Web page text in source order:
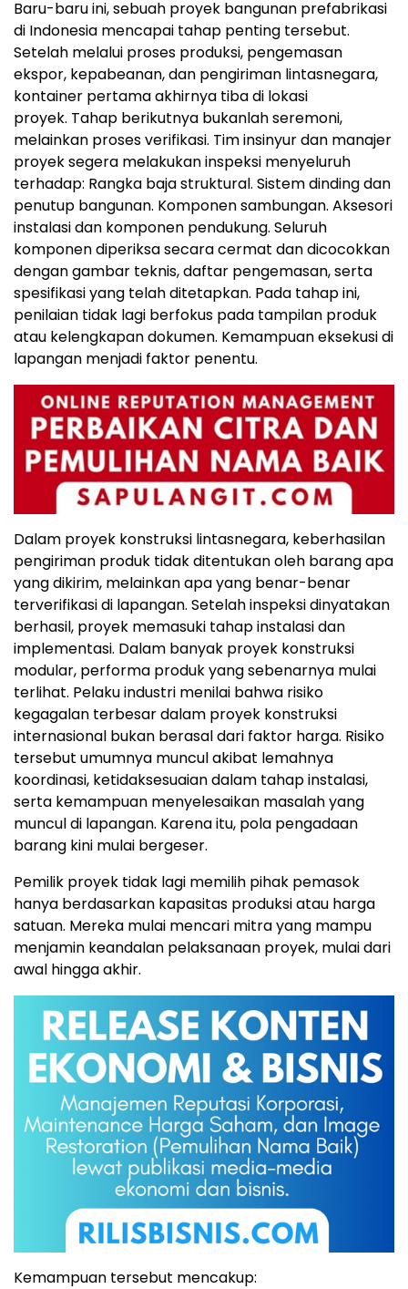
Baru-baru ini, sebuah proyek bangunan prefabrikasi
di Indonesia mencapai tahap penting tersebut.
Setelah melalui proses produksi, pengemasan
ekspor, kepabeanan, dan pengiriman lintasnegara,
kontainer pertama akhirnya tiba di lokasi
proyek. Tahap berikutnya bukanlah seremoni,
melainkan proses verifikasi. Tim insinyur dan manajer
proyek segera melakukan inspeksi menyeluruh
terhadap: Rangka baja struktural. Sistem dinding dan
penutup bangunan. Komponen sambungan. Aksesori
instalasi dan komponen pendukung. Seluruh
komponen diperiksa secara cermat dan dicocokkan
dengan gambar teknis, daftar pengemasan, serta
spesifikasi yang telah ditetapkan. Pada tahap ini,
penilaian tidak lagi berfokus pada tampilan produk
atau kelengkapan dokumen. Kemampuan eksekusi di
lapangan menjadi faktor penentu.
Dalam proyek konstruksi lintasnegara, keberhasilan
pengiriman produk tidak ditentukan oleh barang apa
yang dikirim, melainkan apa yang benar-benar
terverifikasi di lapangan. Setelah inspeksi dinyatakan
berhasil, proyek memasuki tahap instalasi dan
implementasi. Dalam banyak proyek konstruksi
modular, performa produk yang sebenarnya mulai
terlihat. Pelaku industri menilai bahwa risiko
kegagalan terbesar dalam proyek konstruksi
internasional bukan berasal dari faktor harga. Risiko
tersebut umumnya muncul akibat lemahnya
koordinasi, ketidaksesuaian dalam tahap instalasi,
serta kemampuan menyelesaikan masalah yang
muncul di lapangan. Karena itu, pola pengadaan
barang kini mulai bergeser.
Pemilik proyek tidak lagi memilih pihak pemasok
hanya berdasarkan kapasitas produksi atau harga
satuan. Mereka mulai mencari mitra yang mampu
menjamin keandalan pelaksanaan proyek, mulai dari
awal hingga akhir.
Kemampuan tersebut mencakup: